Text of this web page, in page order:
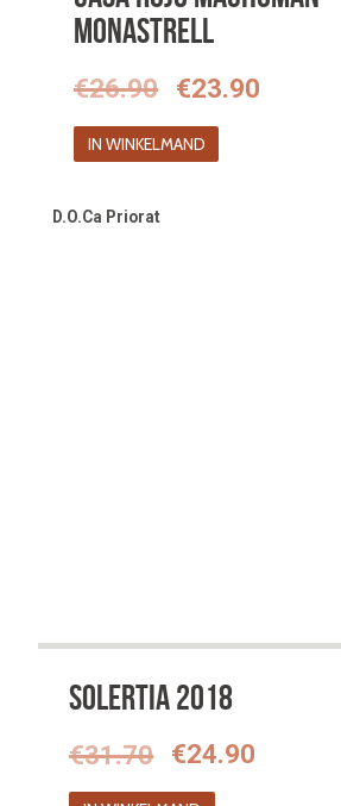
Monastrell
€26.90
Oorspronkelijke
prijs
was:
€23.90
IN WINKELMAND
D.O.Ca Priorat
Solertia 2018
€31.70
Oorspronkelijke
prijs
€24.90